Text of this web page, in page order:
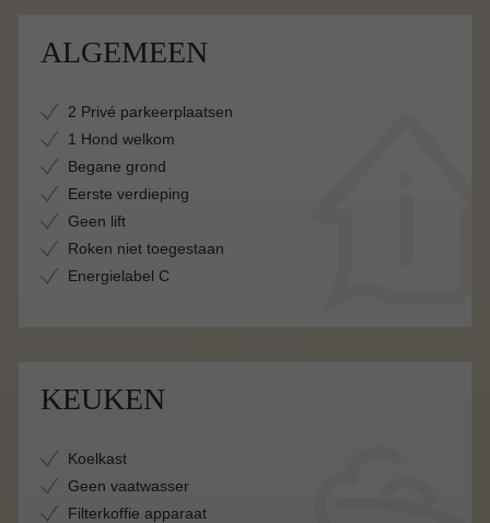
ALGEMEEN
2 Privé parkeerplaatsen
1 Hond welkom
Begane grond
Eerste verdieping
Geen lift
Roken niet toegestaan
Energielabel C
KEUKEN
Koelkast
Geen vaatwasser
Filterkoffie apparaat